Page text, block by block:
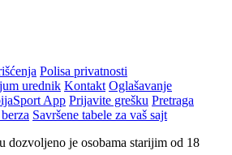
Polisa privatnosti
urednik Kontakt Oglašavanje
App Prijavite grešku Pretraga
Savršene tabele za vaš sajt
dozvoljeno je osobama starijim od 18